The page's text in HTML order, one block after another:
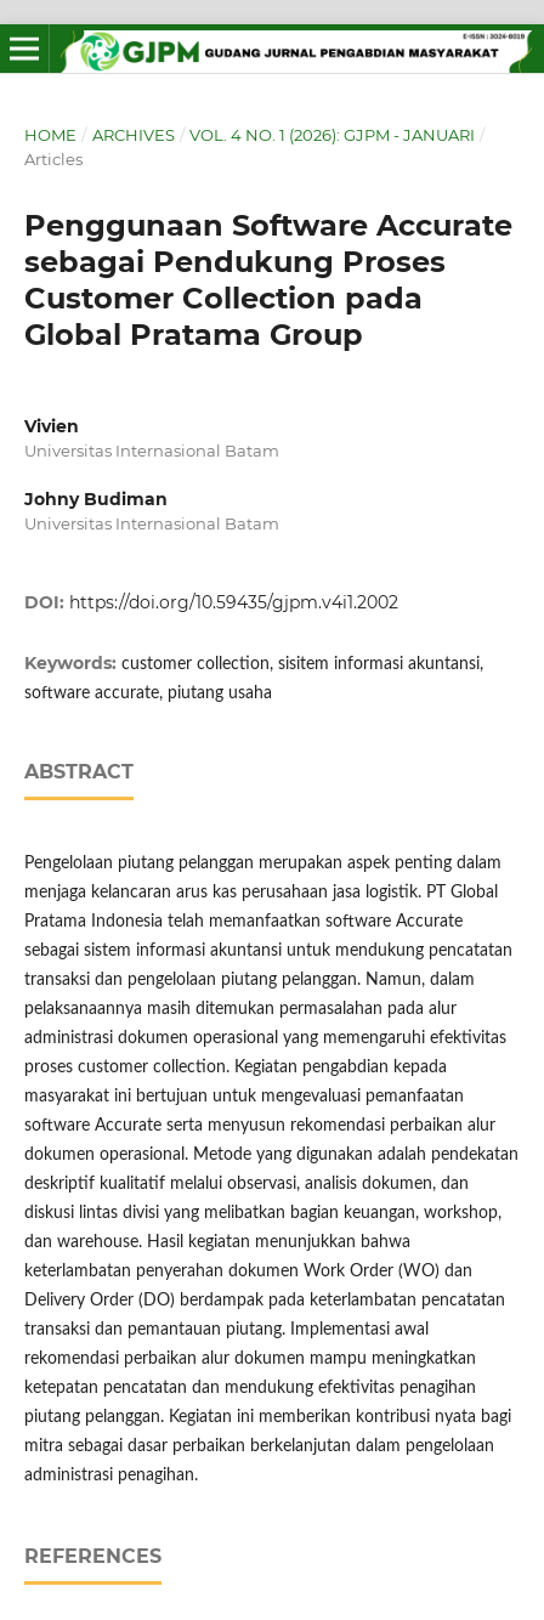
HOME / ARCHIVES / VOL. 4 NO. 1 (2026): GJPM - JANUARI /
Articles
Penggunaan Software Accurate
sebagai Pendukung Proses
Customer Collection pada
Global Pratama Group
Vivien
Universitas Internasional Batam
Johny Budiman
Universitas Internasional Batam
DOI: https://doi.org/10.59435/gjpm.v4i1.2002
Keywords: customer collection, sisitem informasi akuntansi,
software accurate, piutang usaha
ABSTRACT
Pengelolaan piutang pelanggan merupakan aspek penting dalam
menjaga kelancaran arus kas perusahaan jasa logistik. PT Global
Pratama Indonesia telah memanfaatkan software Accurate
sebagai sistem informasi akuntansi untuk mendukung pencatatan
transaksi dan pengelolaan piutang pelanggan. Namun, dalam
pelaksanaannya masih ditemukan permasalahan pada alur
administrasi dokumen operasional yang memengaruhi efektivitas
proses customer collection. Kegiatan pengabdian kepada
masyarakat ini bertujuan untuk mengevaluasi pemanfaatan
software Accurate serta menyusun rekomendasi perbaikan alur
dokumen operasional. Metode yang digunakan adalah pendekatan
deskriptif kualitatif melalui observasi, analisis dokumen, dan
diskusi lintas divisi yang melibatkan bagian keuangan, workshop,
dan warehouse. Hasil kegiatan menunjukkan bahwa
keterlambatan penyerahan dokumen Work Order (WO) dan
Delivery Order (DO) berdampak pada keterlambatan pencatatan
transaksi dan pemantauan piutang. Implementasi awal
rekomendasi perbaikan alur dokumen mampu meningkatkan
ketepatan pencatatan dan mendukung efektivitas penagihan
piutang pelanggan. Kegiatan ini memberikan kontribusi nyata bagi
mitra sebagai dasar perbaikan berkelanjutan dalam pengelolaan
administrasi penagihan.
REFERENCES